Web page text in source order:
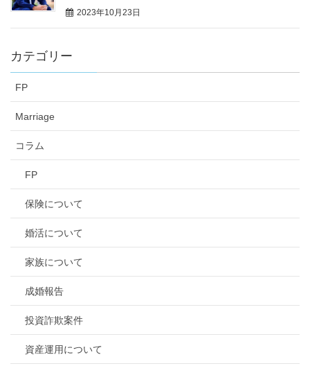
2023年10月23日
カテゴリー
FP
Marriage
コラム
FP
保険について
婚活について
家族について
成婚報告
投資詐欺案件
資産運用について